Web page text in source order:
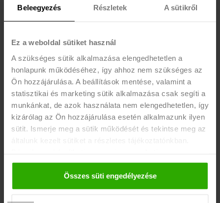
Beleegyezés Részletek A sütikről
Ez a weboldal sütiket használ
A szükséges sütik alkalmazása elengedhetetlen a
honlapunk működéséhez, így ahhoz nem szükséges az
Ön hozzájárulása. A beállítások mentése, valamint a
statisztikai és marketing sütik alkalmazása csak segíti a
munkánkat, de azok használata nem elengedhetetlen, így
kizárólag az Ön hozzájárulása esetén alkalmazunk ilyen
sütit. Ismerje meg a sütik működését és tekintse meg az
általunk kezelt sütiket a részletes tájékoztatónkban.
hozzájárulását a weboldalunk láblécében található "Süti
tájékoztató" feliratra kattintva.
Összes süti engedélyezése
Egy euDiák útja az igazgatói pozícióig – Interjú
Tóth Dominikával, az euJobs HR-Group munkaerő-
kölcsönzési üzletág igazgatójával
Téged is vonz a karrierépítés? Mindig is csodáltad azokat a fiatalokat,